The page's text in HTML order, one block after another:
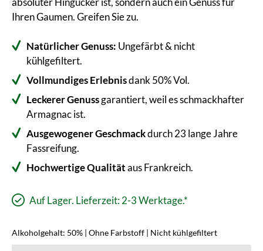
Ihren Gaumen. Greifen Sie zu.
Natürlicher Genuss: Ungefärbt & nicht
kühlgefiltert.
Vollmundiges Erlebnisdank 50% Vol.
Leckerer Genussgarantiert, weil es schmackhafter
Armagnac ist.
Ausgewogener Geschmackdurch 23 lange Jahre
Fassreifung.
HochwertigeQualitätaus Frankreich.
Auf Lager. Lieferzeit: 2-3 Werktage.*
Alkoholgehalt: 50% | Ohne Farbstoff | Nicht kühlgefiltert